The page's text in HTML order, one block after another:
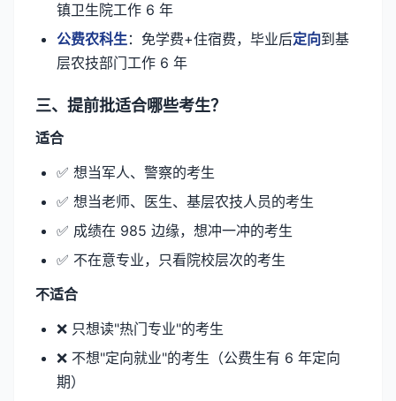
镇卫生院工作 6 年
公费农科生：免学费+住宿费，毕业后定向到基
层农技部门工作 6 年
三、提前批适合哪些考生？
适合
✅ 想当军人、警察的考生
✅ 想当老师、医生、基层农技人员的考生
✅ 成绩在 985 边缘，想冲一冲的考生
✅ 不在意专业，只看院校层次的考生
不适合
❌ 只想读"热门专业"的考生
❌ 不想"定向就业"的考生（公费生有 6 年定向
期）